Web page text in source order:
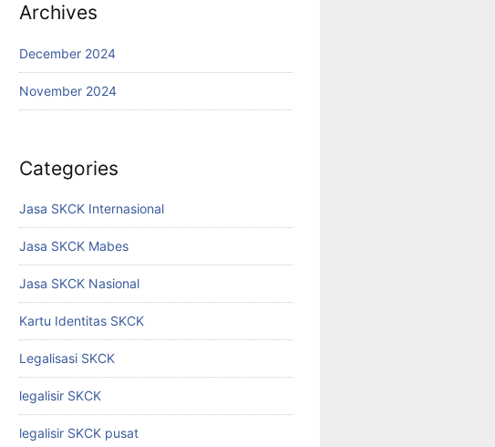
Archives
December 2024
November 2024
Categories
Jasa SKCK Internasional
Jasa SKCK Mabes
Jasa SKCK Nasional
Kartu Identitas SKCK
Legalisasi SKCK
legalisir SKCK
legalisir SKCK pusat